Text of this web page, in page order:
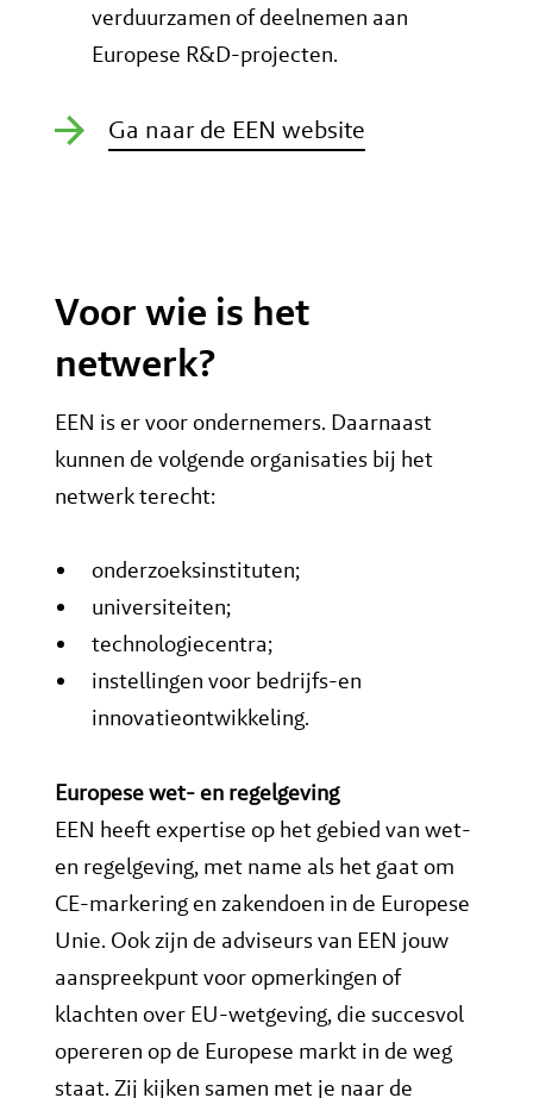
verduurzamen of deelnemen aan
Europese R&D-projecten.
Ga naar de EEN website
Voor wie is het
netwerk?
EEN is er voor ondernemers. Daarnaast
kunnen de volgende organisaties bij het
netwerk terecht:
onderzoeksinstituten;
universiteiten;
technologiecentra;
instellingen voor bedrijfs-en
innovatieontwikkeling.
Europese wet- en regelgeving
EEN heeft expertise op het gebied van wet-
en regelgeving, met name als het gaat om
CE-markering en zakendoen in de Europese
Unie. Ook zijn de adviseurs van EEN jouw
aanspreekpunt voor opmerkingen of
klachten over EU-wetgeving, die succesvol
opereren op de Europese markt in de weg
staat. Zij kijken samen met je naar de